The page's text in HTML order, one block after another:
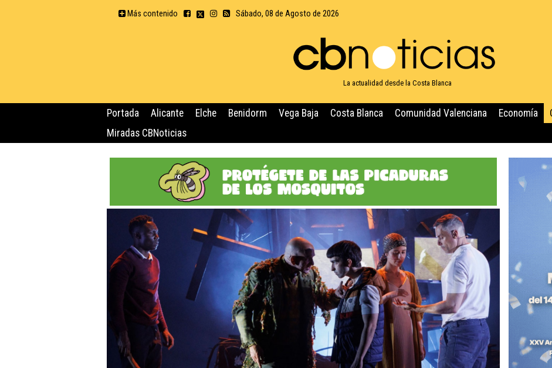
Más contenido Sábado, 08 de Agosto de 2026
La actualidad desde la Costa Blanca
Portada Alicante Elche Benidorm Vega Baja Costa Blanca Comunidad Valenciana Economía
Miradas CBNoticias